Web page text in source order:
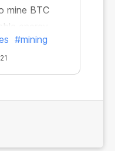
mine BTC
energy
to
#mining